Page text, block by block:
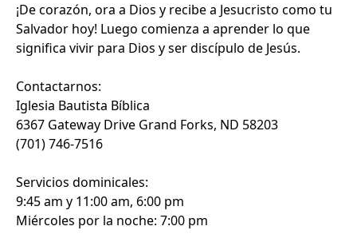
¡De corazón, ora a Dios y recibe a Jesucristo como tu
Salvador hoy! Luego comienza a aprender lo que
significa vivir para Dios y ser discípulo de Jesús.
Contactarnos:
Iglesia Bautista Bíblica
6367 Gateway Drive Grand Forks, ND 58203
(701) 746-7516
Servicios dominicales:
9:45 am y 11:00 am, 6:00 pm
Miércoles por la noche: 7:00 pm